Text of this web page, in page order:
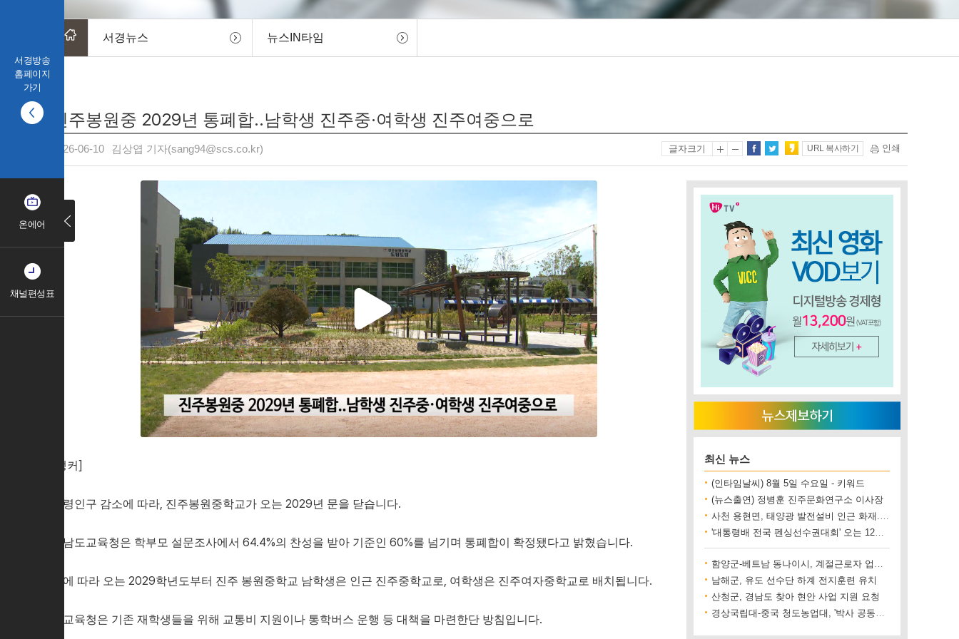
서경방송
홈페이지
가기
온에어
채널편성표
서경뉴스 뉴스IN타임
진주봉원중 2029년 통폐합..남학생 진주중·여학생 진주여중으로
2026-06-10 김상엽 기자(sang94@scs.co.kr) 글자크기 URL 복사하기 인쇄
[앵커]
학령인구 감소에 따라, 진주봉원중학교가 오는 2029년 문을 닫습니다.
경남도교육청은 학부모 설문조사에서 64.4%의 찬성을 받아 기준인 60%를 넘기며 통폐합이 확정됐다고 밝혔습니다.
이에 따라 오는 2029학년도부터 진주 봉원중학교 남학생은 인근 진주중학교로, 여학생은 진주여자중학교로 배치됩니다.
도교육청은 기존 재학생들을 위해 교통비 지원이나 통학버스 운행 등 대책을 마련한단 방침입니다.
최신 뉴스
(인타임날씨) 8월 5일 수요일 - 키워드
(뉴스출연) 정병훈 진주문화연구소 이사장
사천 용현면, 태양광 발전설비 인근 화재..재산 피해 500만 원 상당
'대통령배 전국 펜싱선수권대회' 오는 12일 진주에서 개최
함양군-베트남 동나이시, 계절근로자 업무협약 체결
남해군, 유도 선수단 하계 전지훈련 유치
산청군, 경남도 찾아 현안 사업 지원 요청
경상국립대-중국 청도농업대, '박사 공동양성' 업무협약 체결